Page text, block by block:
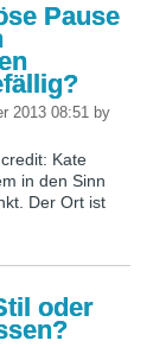
Pause
2013 08:51 by
Kate
in den Sinn
Der Ort ist
oder